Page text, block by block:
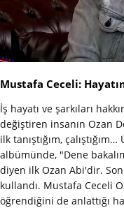
Mustafa Ceceli:
İş hayatı ve şarkıları
değiştiren insanın Ozan
ilk tanıştığım,
albümünde, "Dene
diyen ilk Ozan Abi'dir.
kullandı. Mustafa Ceceli
öğrendiğini de anlattığı